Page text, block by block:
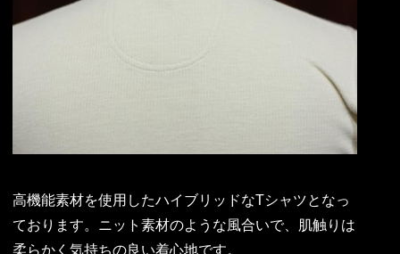
高機能素材を使用したハイブリッドなTシャツとなっ
ております。ニット素材のような風合いで、肌触りは
柔らかく気持ちの良い着心地です。